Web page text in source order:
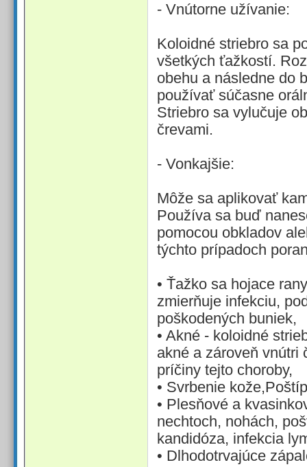
- Vnútorne užívanie:
Koloidné striebro sa
všetkých ťažkostí.
obehu a následne do
používať súčasne
Striebro sa vylučuje
črevami.
- Vonkajšie:
Môže sa aplikovať
Používa sa buď
pomocou obkladov
týchto prípadoch
• Ťažko sa hojace
zmierňuje infekciu,
poškodených buniek,
• Akné - koloidné
akné a zároveň vnútri
príčiny tejto choroby,
• Svrbenie
• Plesňové a
nechtoch, nohách,
kandidóza, infekcia
• Dlhodotrvajúce